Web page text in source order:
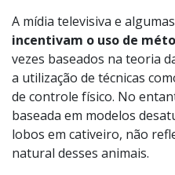
A mídia televisiva e
incentivam o uso de
vezes baseados na teoria
a utilização de técnicas
de controle físico. No
baseada em modelos
lobos em cativeiro, não
natural desses animais.